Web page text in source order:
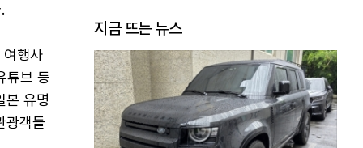
여행사
튜브 등
본 유명
광객들
지금 뜨는 뉴스